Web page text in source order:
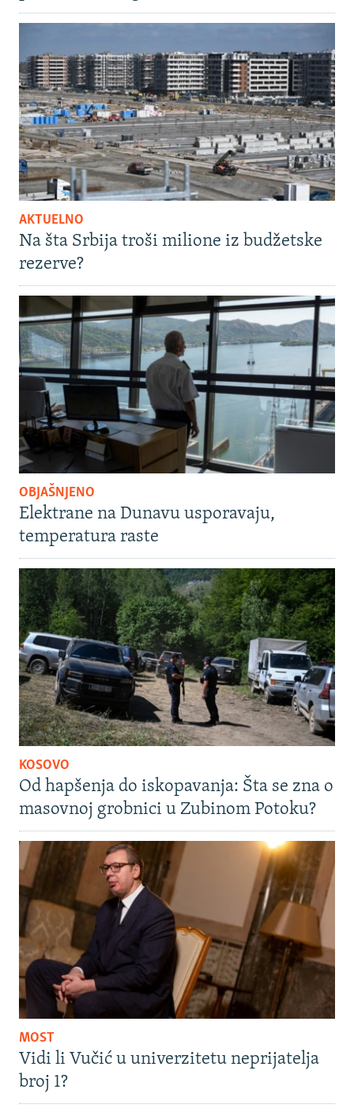
AKTUELNO
Na šta Srbija troši milione iz budžetske
rezerve?
OBJAŠNJENO
Elektrane na Dunavu usporavaju,
temperatura raste
KOSOVO
Od hapšenja do iskopavanja: Šta se zna o
masovnoj grobnici u Zubinom Potoku?
MOST
Vidi li Vučić u univerzitetu neprijatelja
broj 1?